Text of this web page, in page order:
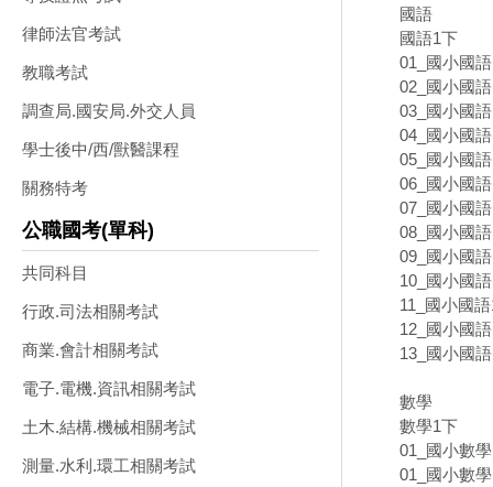
律師法官考試
教職考試
調查局.國安局.外交人員
學士後中/西/獸醫課程
關務特考
公職國考(單科)
共同科目
行政.司法相關考試
商業.會計相關考試
電子.電機.資訊相關考試
土木.結構.機械相關考試
測量.水利.環工相關考試
國語
國語1下
01_國小國
02_國小國
03_國小國
04_國小國
05_國小國
06_國小國
07_國小國
08_國小國
09_國小國
10_國小國
11_國小國
12_國小國
13_國小國
數學
數學1下
01_國小數
01_國小數